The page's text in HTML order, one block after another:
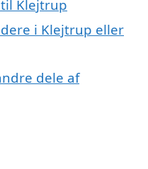
Klejtrup
i Klejtrup eller
dele af